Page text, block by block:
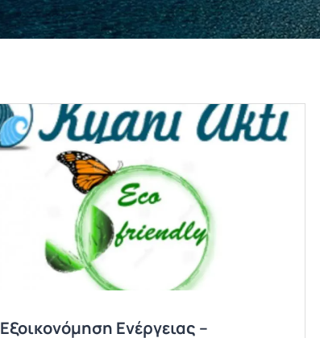
Εξοικονόμηση Ενέργειας –